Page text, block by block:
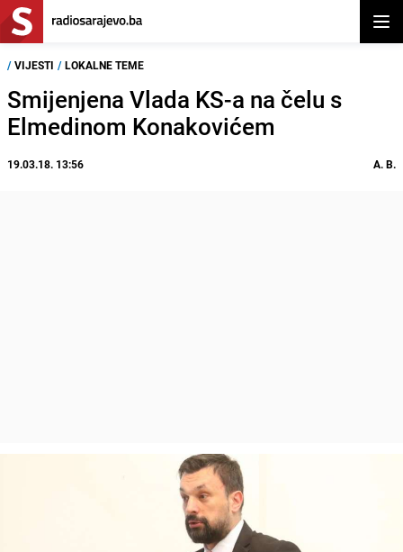
/ VIJESTI / LOKALNE TEME
Smijenjena Vlada KS-a na čelu s
Elmedinom Konakovićem
19.03.18. 13:56 A. B.